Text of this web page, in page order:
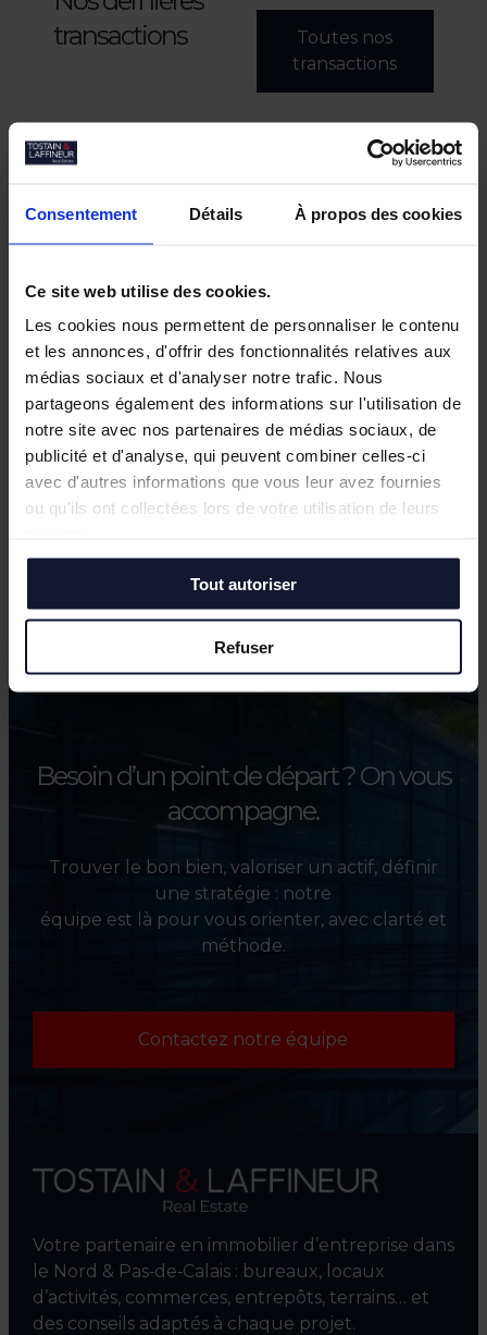
Consentement Détails À propos des cookies
Ce site web utilise des cookies.
Les cookies nous permettent de personnaliser le contenu
et les annonces, d'offrir des fonctionnalités relatives aux
médias sociaux et d'analyser notre trafic. Nous
partageons également des informations sur l'utilisation de
notre site avec nos partenaires de médias sociaux, de
publicité et d'analyse, qui peuvent combiner celles-ci
avec d'autres informations que vous leur avez fournies
ou qu'ils ont collectées lors de votre utilisation de leurs
Tout autoriser
Refuser
transactions
Toutes nos
transactions
Besoin d’un point de départ ?On vous
accompagne.
Trouver le bon bien, valoriser un actif, définir
une stratégie : notre
équipe est là pour vous orienter, avec clarté et
méthode.
Contactez notre équipe
Votre partenaire en immobilier d’entreprise dans
le Nord & Pas‑de‑Calais : bureaux, locaux
d’activités, commerces, entrepôts, terrains… et
des conseils adaptés à chaque projet.